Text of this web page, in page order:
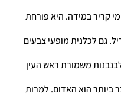
קריר במידה. היא פורחת
גם לכלנית מופעי צבעים
לבנבנות משמורת ראש העין
ביותר הוא האדום. למרות